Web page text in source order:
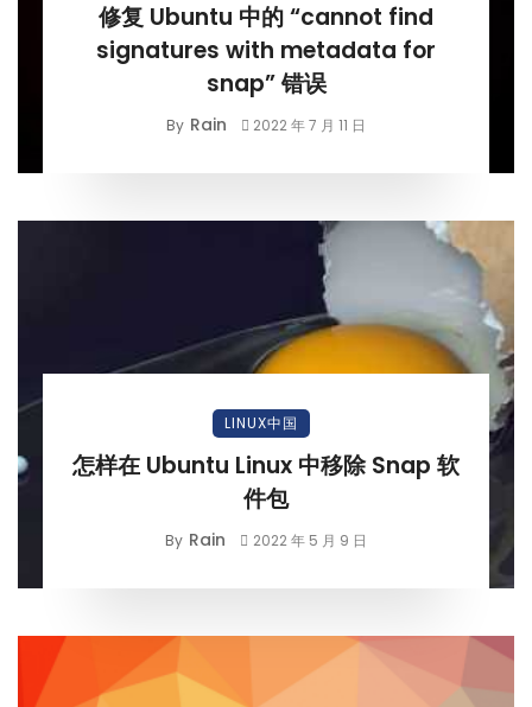
修复 Ubuntu 中的 “cannot find
signatures with metadata for
snap” 错误
By Rain 2022 年 7 月 11 日
LINUX中国
怎样在 Ubuntu Linux 中移除 Snap 软
件包
By Rain 2022 年 5 月 9 日